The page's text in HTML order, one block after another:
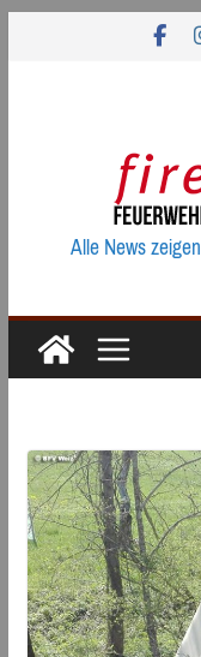
Alle News zeigen